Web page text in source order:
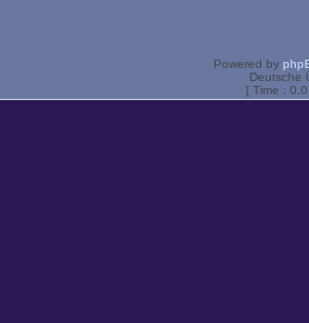
Powered by
Deutsche
[ Time :